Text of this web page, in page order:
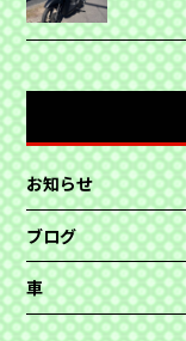
お知らせ
ブログ
車